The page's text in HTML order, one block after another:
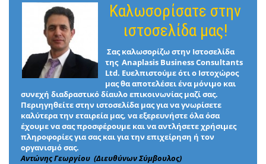
Καλωσορίσατε στην
ιστοσελίδα μας!
Σας καλωσορίζω στην Ιστοσελίδα
της Anaplasis Business Consultants
Ltd. Ευελπιστούμε ότι ο Ιστοχώρος
μας θα αποτελέσει ένα μόνιμο και
συνεχή διαδραστικό δίαυλο επικοινωνίας μαζί σας.
Περιηγηθείτε στην ιστοσελίδα μας για να γνωρίσετε
καλύτερα την εταιρεία μας, να εξερευνήστε όλα όσα
έχουμε να σας προσφέρουμε και να αντλήσετε χρήσιμες
πληροφορίες για σας και για την επιχείρηση ή τον
οργανισμό σας.
Αντώνης Γεωργίου (Διευθύνων Σύμβουλος)